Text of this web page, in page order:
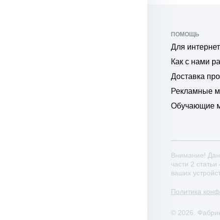
ПОМОЩЬ
Для
Как с нами
Доставка
Рекламные
Обучающие
Внимание!
части 2
ваших
Политика
© 2026.